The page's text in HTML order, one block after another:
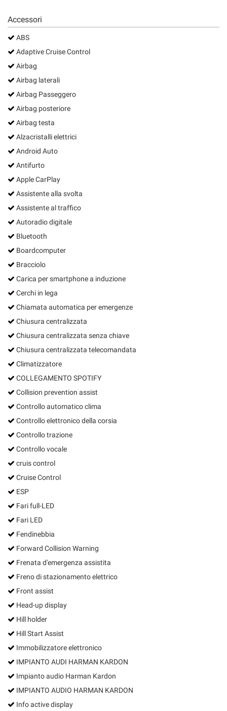
Accessori
ABS
Adaptive Cruise Control
Airbag
Airbag laterali
Airbag Passeggero
Airbag posteriore
Airbag testa
Alzacristalli elettrici
Android Auto
Antifurto
Apple CarPlay
Assistente alla svolta
Assistente al traffico
Autoradio digitale
Bluetooth
Boardcomputer
Bracciolo
Carica per smartphone a induzione
Cerchi in lega
Chiamata automatica per emergenze
Chiusura centralizzata
Chiusura centralizzata senza chiave
Chiusura centralizzata telecomandata
Climatizzatore
COLLEGAMENTO SPOTIFY
Collision prevention assist
Controllo automatico clima
Controllo elettronico della corsia
Controllo trazione
Controllo vocale
cruis control
Cruise Control
ESP
Fari full-LED
Fari LED
Fendinebbia
Forward Collision Warning
Frenata d'emergenza assistita
Freno di stazionamento elettrico
Front assist
Head-up display
Hill holder
Hill Start Assist
Immobilizzatore elettronico
IMPIANTO AUDI HARMAN KARDON
Impianto audio Harman Kardon
IMPIANTO AUDIO HARMAN KARDON
Info active display